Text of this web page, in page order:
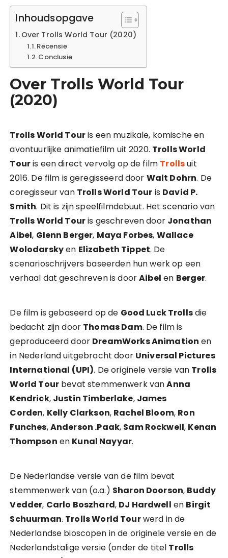
Inhoudsopgave
Over Trolls World Tour (2020)
Recensie
Conclusie
Over Trolls World Tour
(2020)
Trolls World Touris een muzikale, komische en
avontuurlijke animatiefilm uit 2020. Trolls World
Touris een direct vervolg op de film Trollsuit
2016. De film is geregisseerd door Walt Dohrn. De
coregisseur van Trolls World Tour is David P.
Smith. Dit is zijn speelfilmdebuut. Het scenario van
Trolls World Touris geschreven door Jonathan
Aibel, Glenn Berger, Maya Forbes, Wallace
Wolodarskyen Elizabeth Tippet. De
scenarioschrijvers baseerden hun werk op een
verhaal dat geschreven is doorAibel en Berger.
De film is gebaseerd op de Good Luck Trollsdie
bedacht zijn door Thomas Dam. De film is
geproduceerd door DreamWorks Animation en
in Nederland uitgebracht door Universal Pictures
International (UPI). De originele versie van Trolls
World Tour bevat stemmenwerk vanAnna
Kendrick, Justin Timberlake, James
Corden, Kelly Clarkson, Rachel Bloom, Ron
Funches,Anderson .Paak, Sam Rockwell, Kenan
Thompson en Kunal Nayyar.
De Nederlandse versie van de film bevat
stemmenwerk van (o.a.) Sharon Doorson, Buddy
Vedder, Carlo Boszhard, DJ Hardwell en Birgit
Schuurman. Trolls World Tourwerd in de
Nederlandse bioscopen in de originele versie en de
Nederlandstalige versie (onder de titel Trolls